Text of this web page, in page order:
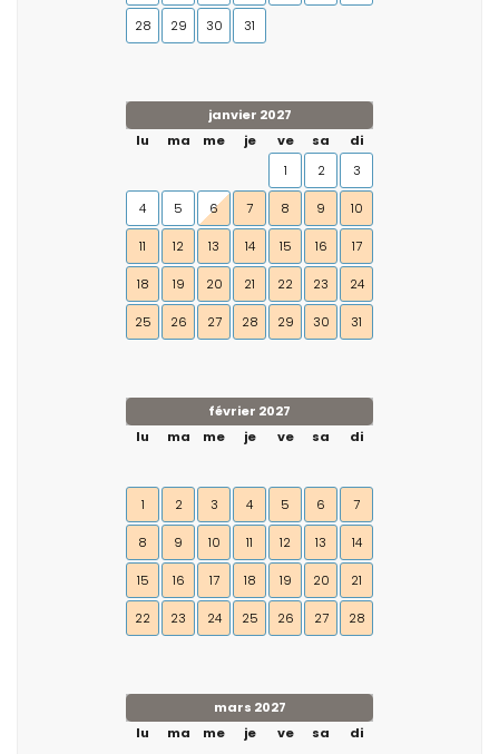
28 29 30 31
janvier 2027
lu
ma me je ve sa
di
1
2 3
4 5 6 7 8 9 10
11 12 13 14 15 16 17
18 19 20 21 22 23 24
25 26 27 28 29 30 31
février 2027
lu
ma me je ve sa di
1 2 3 4 5 6 7
8 9 10 11 12 13 14
15 16 17 18 19 20 21
22 23 24 25 26 27 28
mars 2027
lu
ma me je ve sa di